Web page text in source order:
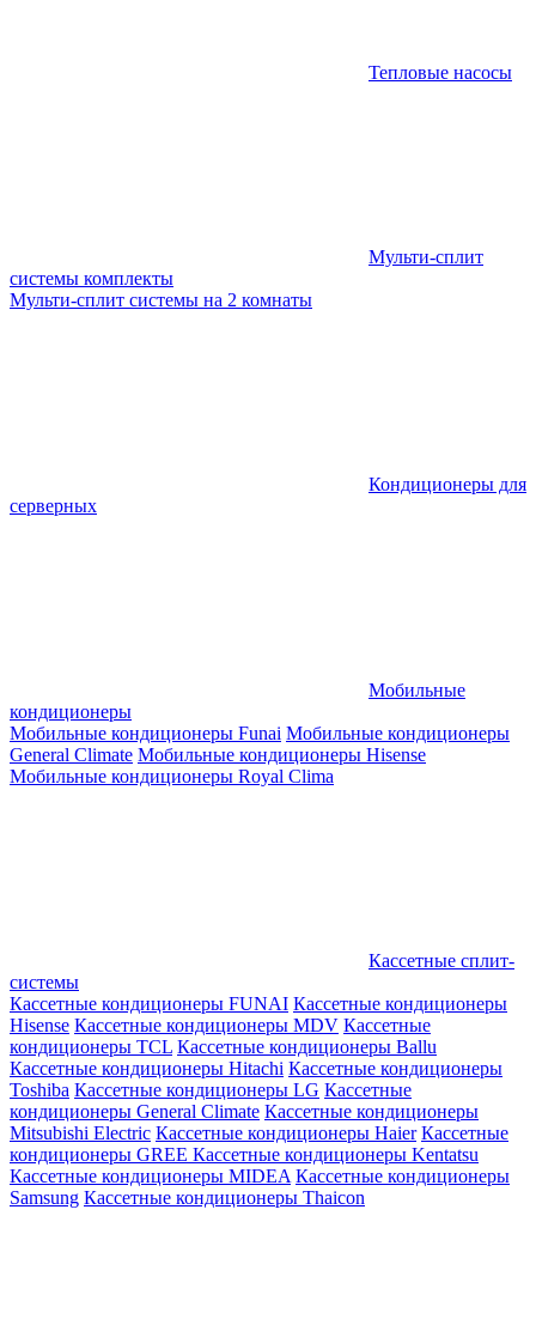
Тепловые насосы
Мульти-сплит
системы комплекты
Мульти-сплит системы на 2 комнаты
Кондиционеры для
серверных
Мобильные
кондиционеры
Мобильные кондиционеры Funai Мобильные кондиционеры
General Climate Мобильные кондиционеры Hisense
Мобильные кондиционеры Royal Clima
Кассетные сплит-
системы
Кассетные кондиционеры FUNAI Кассетные кондиционеры
Hisense Кассетные кондиционеры MDV Кассетные
кондиционеры TCL Кассетные кондиционеры Ballu
Кассетные кондиционеры Hitachi Кассетные кондиционеры
Toshiba Кассетные кондиционеры LG Кассетные
кондиционеры General Climate Кассетные кондиционеры
Mitsubishi Electric Кассетные кондиционеры Haier Кассетные
кондиционеры GREE Кассетные кондиционеры Kentatsu
Кассетные кондиционеры MIDEA Кассетные кондиционеры
Samsung Кассетные кондиционеры Thaicon